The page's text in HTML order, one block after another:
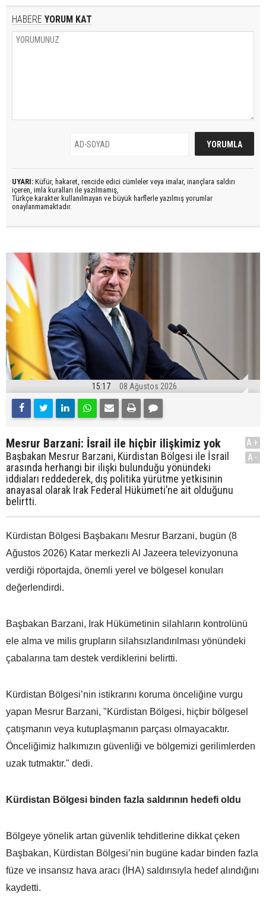
HABERE YORUM KAT
UYARI: Küfür, hakaret, rencide edici cümleler veya imalar, inançlara saldırı
içeren, imla kuralları ile yazılmamış,
Türkçe karakter kullanılmayan ve büyük harflerle yazılmış yorumlar
onaylanmamaktadır.
15:17 08 Ağustos 2026
Mesrur Barzani: İsrail ile hiçbir ilişkimiz yok
Başbakan Mesrur Barzani, Kürdistan Bölgesi ile İsrail
arasında herhangi bir ilişki bulunduğu yönündeki
iddiaları reddederek, dış politika yürütme yetkisinin
anayasal olarak Irak Federal Hükümeti’ne ait olduğunu
belirtti.
A+
A-
Kürdistan Bölgesi Başbakanı Mesrur Barzani, bugün (8
Ağustos 2026) Katar merkezli Al Jazeera televizyonuna
verdiği röportajda, önemli yerel ve bölgesel konuları
değerlendirdi.
Başbakan Barzani, Irak Hükümetinin silahların kontrolünü
ele alma ve milis grupların silahsızlandırılması yönündeki
çabalarına tam destek verdiklerini belirtti.
Kürdistan Bölgesi’nin istikrarını koruma önceliğine vurgu
yapan Mesrur Barzani, "Kürdistan Bölgesi, hiçbir bölgesel
çatışmanın veya kutuplaşmanın parçası olmayacaktır.
Önceliğimiz halkımızın güvenliği ve bölgemizi gerilimlerden
uzak tutmaktır." dedi.
Kürdistan Bölgesi binden fazla saldırının hedefi oldu
Bölgeye yönelik artan güvenlik tehditlerine dikkat çeken
Başbakan, Kürdistan Bölgesi’nin bugüne kadar binden fazla
füze ve insansız hava aracı (İHA) saldırısıyla hedef alındığını
kaydetti.